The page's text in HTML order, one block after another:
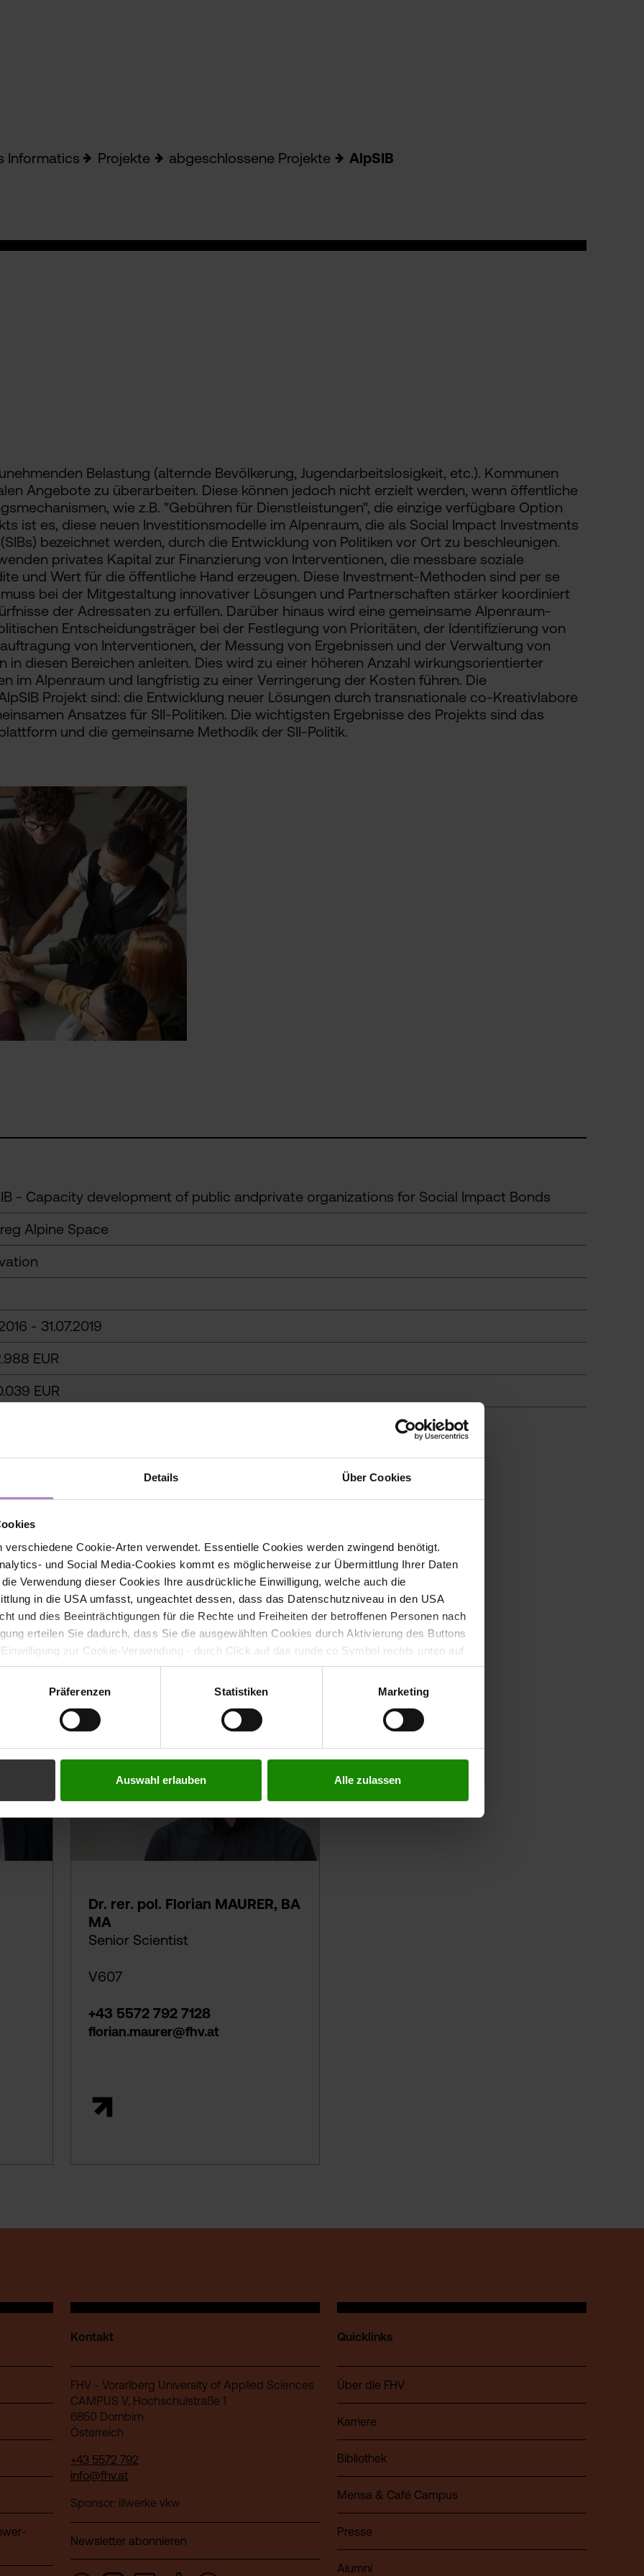
Details Über Cookies
verschiedene Cookie-Arten verwendet. Essentielle Cookies werden zwingend benötigt.
und Social Media-Cookies kommt es möglicherweise zur Übermittlung Ihrer Daten
Verwendung dieser Cookies Ihre ausdrückliche Einwilligung, welche auch die
in die USA umfasst, ungeachtet dessen, dass das Datenschutzniveau in den USA
und dies Beeinträchtigungen für die Rechte und Freiheiten der betroffenen Personen nach
erteilen Sie dadurch, dass Sie die ausgewählten Cookies durch Aktivierung des Buttons
zur Cookie-Verwendung - durch Click auf das runde co Symbol rechts unten auf
Durch den Widerruf der Einwilligung wird die Rechtmäßigkeit der aufgrund der
erfolgten Verarbeitung nicht berührt. Weitere Informationen zum Datenschutz finden Sie
Präferenzen Statistiken Marketing
Auswahl erlauben Alle zulassen
Informatics Projekte abgeschlossene Projekte AlpSIB
Belastung (alternde Bevölkerung, Jugendarbeitslosigkeit, etc.). Kommunen
Angebote zu überarbeiten. Diese können jedoch nicht erzielt werden, wenn öffentliche
wie z.B. "Gebühren für Dienstleistungen", die einzige verfügbare Option
ist es, diese neuen Investitionsmodelle im Alpenraum, die als Social Impact Investments
bezeichnet werden, durch die Entwicklung von Politiken vor Ort zu beschleunigen.
privates Kapital zur Finanzierung von Interventionen, die messbare soziale
und Wert für die öffentliche Hand erzeugen. Diese Investment-Methoden sind per se
bei der Mitgestaltung innovativer Lösungen und Partnerschaften stärker koordiniert
der Adressaten zu erfüllen. Darüber hinaus wird eine gemeinsame Alpenraum-
Entscheidungsträger bei der Festlegung von Prioritäten, der Identifizierung von
von Interventionen, der Messung von Ergebnissen und der Verwaltung von
diesen Bereichen anleiten. Dies wird zu einer höheren Anzahl wirkungsorientierter
im Alpenraum und langfristig zu einer Verringerung der Kosten führen. Die
Projekt sind: die Entwicklung neuer Lösungen durch transnationale co-Kreativlabore
Ansatzes für SII-Politiken. Die wichtigsten Ergebnisse des Projekts sind das
und die gemeinsame Methodik der SII-Politik.
- Capacity development of public andprivate organizations for Social Impact Bonds
Alpine Space
- 31.07.2019
EUR
EUR
Dr. rer. pol. Florian MAURER, BA
MA
Senior Scientist
V607
+43 5572 792 7128
florian.maurer@fhv.at
Kontakt
FHV - Vorarlberg University of Applied Sciences
CAMPUS V, Hochschulstraße 1
6850 Dornbirn
Österreich
+43 5572 792
info@fhv.at
Sponsor: illwerke vkw
Newsletter abonnieren
Quicklinks
Über die FHV
Karriere
Bibliothek
Mensa & Café Campus
Presse
Alumni